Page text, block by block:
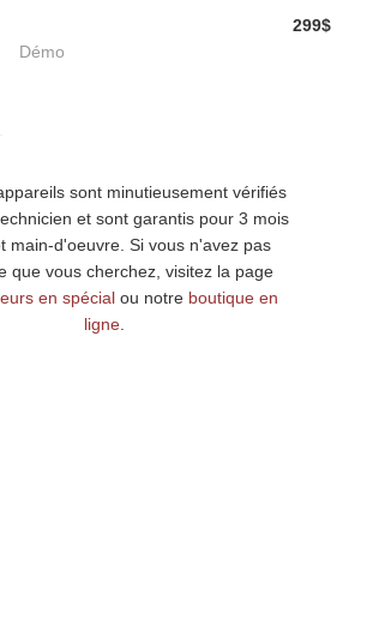
Démo
299$
sont minutieusement vérifiés
et sont garantis pour 3 mois
main-d'oeuvre. Si vous n'avez pas
que vous cherchez, visitez la page
en spécialou notre boutique en
ligne